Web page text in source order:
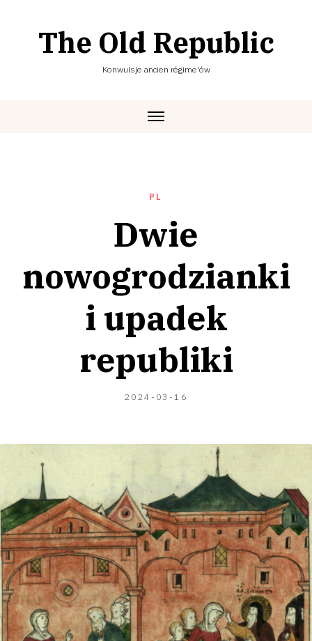
contentThe Old Republic
Konwulsje ancien régime'ów
PL
Dwie
nowogrodzianki
i upadek
republiki
2024-03-16